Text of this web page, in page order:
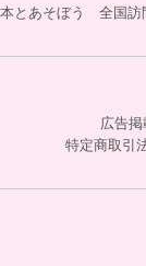
本とあそぼう 全国訪
広告
特定商取引